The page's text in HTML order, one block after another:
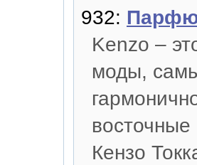
932:
Kenzo –
моды,
Кензо